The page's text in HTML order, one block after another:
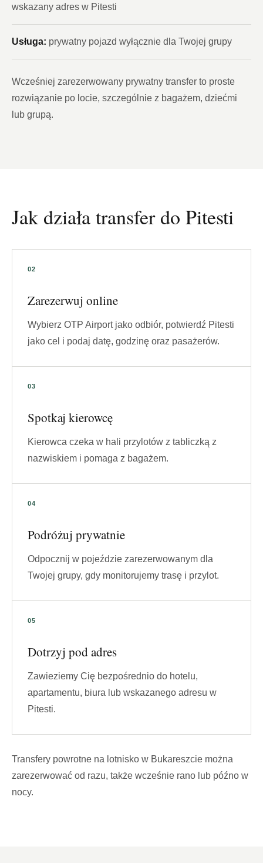
wskazany adres w Pitesti
Usługa: prywatny pojazd wyłącznie dla Twojej grupy
Wcześniej zarezerwowany prywatny transfer to proste
rozwiązanie po locie, szczególnie z bagażem, dziećmi
lub grupą.
Jak działa transfer do Pitesti
Zarezerwuj online
Wybierz OTP Airport jako odbiór, potwierdź Pitesti
jako cel i podaj datę, godzinę oraz pasażerów.
Spotkaj kierowcę
Kierowca czeka w hali przylotów z tabliczką z
nazwiskiem i pomaga z bagażem.
Podróżuj prywatnie
Odpocznij w pojeździe zarezerwowanym dla
Twojej grupy, gdy monitorujemy trasę i przylot.
Dotrzyj pod adres
Zawieziemy Cię bezpośrednio do hotelu,
apartamentu, biura lub wskazanego adresu w
Pitesti.
Transfery powrotne na lotnisko w Bukareszcie można
zarezerwować od razu, także wcześnie rano lub późno w
nocy.